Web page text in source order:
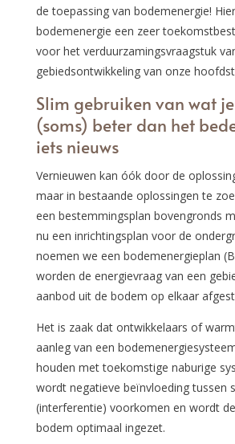
de toepassing van bodemenergie!
bodemenergie een zeer
voor het verduurzamingsvraagstuk
gebiedsontwikkeling van onze
Slim gebruiken van wat
(soms) beter dan het
iets nieuws
Vernieuwen kan óók door de
maar in bestaande oplossingen te
een bestemmingsplan bovengronds
nu een inrichtingsplan voor de
noemen we een bodemenergieplan
worden de energievraag van een
aanbod uit de bodem op elkaar
Het is zaak dat ontwikkelaars of
aanleg van een
houden met toekomstige naburige
wordt negatieve beïnvloeding tussen
(interferentie) voorkomen en wordt
bodem optimaal ingezet.